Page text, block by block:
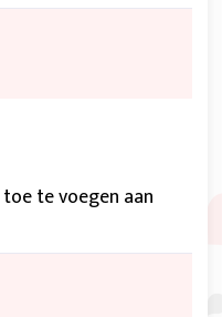
toe te voegen aan